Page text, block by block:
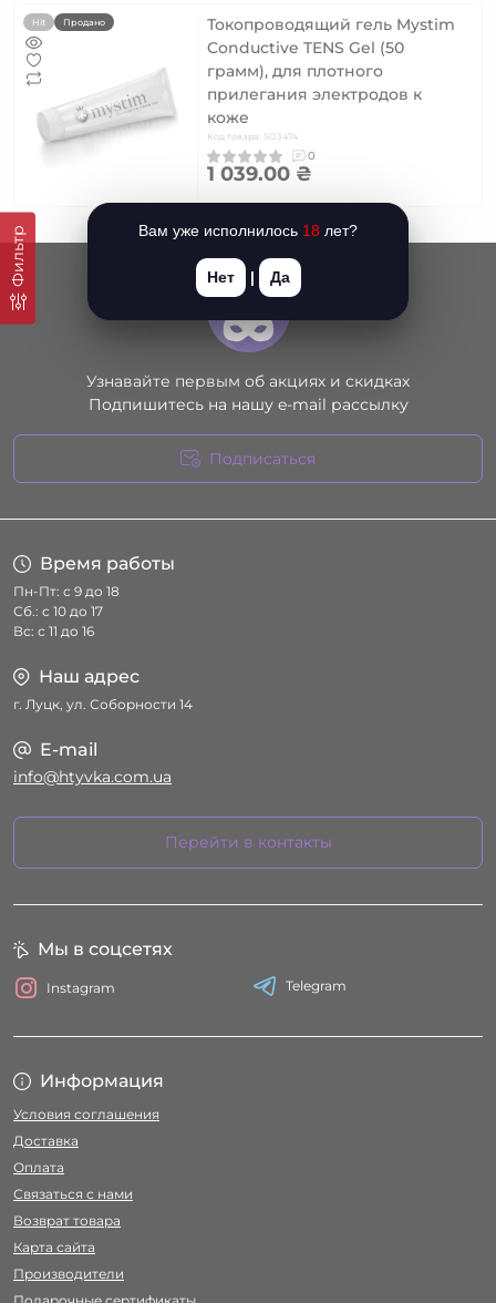
Фильтр
Hit Продано
Токопроводящий гель Mystim
Conductive TENS Gel (50
грамм), для плотного
прилегания электродов к
коже
Код товара: SO3474
0
1 039.00 ₴
Узнавайте первым об акциях и скидках
Подпишитесь на нашу e-mail рассылку
Подписаться
Время работы
Пн-Пт: с 9 до 18
Сб.: с 10 до 17
Вс: с 11 до 16
Наш адрес
г. Луцк, ул. Соборности 14
E-mail
info@htyvka.com.ua
Перейти в контакты
Информация
Условия соглашения
Доставка
Оплата
Связаться с нами
Возврат товара
Карта сайта
Производители
Мы в соцсетях
Instagram Telegram
Вам уже исполнилось 18 лет?
Нет | Да